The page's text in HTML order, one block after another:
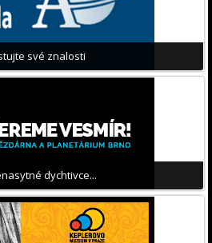
své znalosti
dychtivce...